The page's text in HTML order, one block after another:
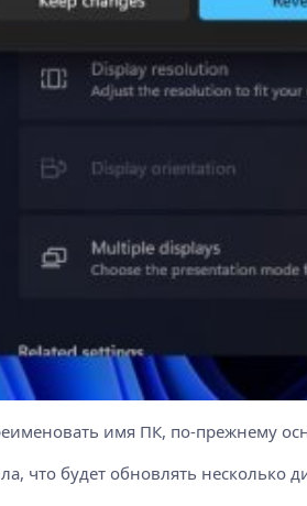
имя ПК, по-прежнему
что будет обновлять